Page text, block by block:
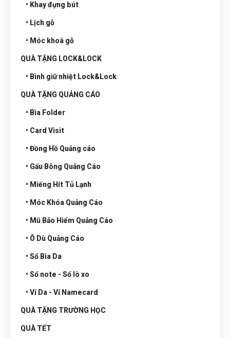
• Khay đựng bút
• Lịch gỗ
• Móc khoá gỗ
QUÀ TẶNG LOCK&LOCK
• Bình giữ nhiệt Lock&Lock
QUÀ TẶNG QUẢNG CÁO
• Bìa Folder
• Card Visit
• Đồng Hồ Quảng cáo
• Gấu Bông Quảng Cáo
• Miếng Hít Tủ Lạnh
• Móc Khóa Quảng Cáo
• Mũ Bảo Hiểm Quảng Cáo
• Ô Dù Quảng Cáo
• Sổ Bìa Da
• Sổ note - Sổ lò xo
• Ví Da - Ví Namecard
QUÀ TẶNG TRƯỜNG HỌC
QUÀ TẾT